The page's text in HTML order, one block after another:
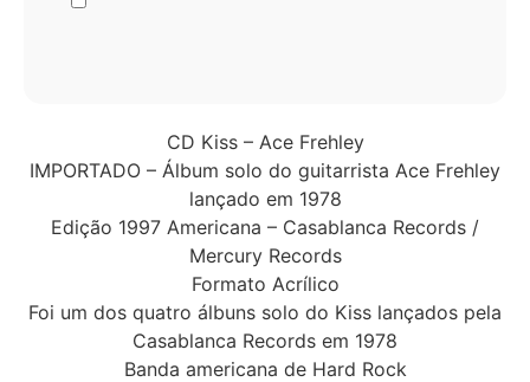
CD Kiss – Ace Frehley
IMPORTADO – Álbum solo do guitarrista Ace Frehley
lançado em 1978
Edição 1997 Americana – Casablanca Records /
Mercury Records
Formato Acrílico
Foi um dos quatro álbuns solo do Kiss lançados pela
Casablanca Records em 1978
Banda americana de Hard Rock